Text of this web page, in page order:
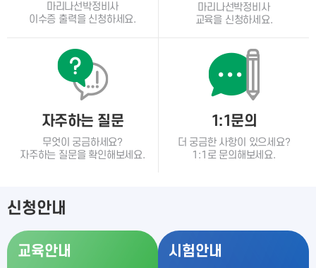
마리나선박정비사
이수증 출력을 신청하세요.
마리나선박정비사
교육을 신청하세요.
자주하는 질문
무엇이 궁금하세요?
자주하는 질문을 확인해보세요.
1:1문의
더 궁금한 사항이 있으세요?
1:1로 문의해보세요.
신청안내
교육안내 시험안내